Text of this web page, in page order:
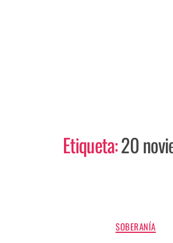
Etiqueta:20
SOBERANÍA